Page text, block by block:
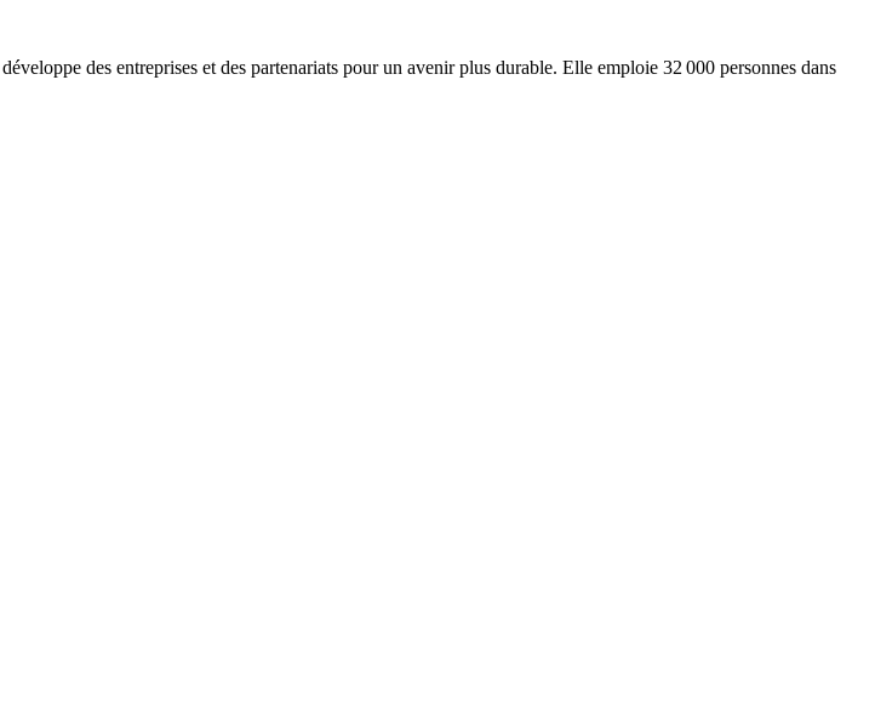
des entreprises et des partenariats pour un avenir plus durable. Elle emploie 32 000 personnes dans